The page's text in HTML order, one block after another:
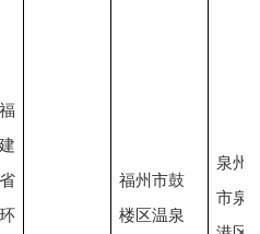
福
建
省
环
福州市鼓
楼区温泉
泉州
市泉